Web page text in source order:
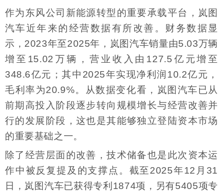
作为东风公司新能源转型的重要承载平台，岚图
汽车近年来的经营数据有所改善。财务数据显
示，2023年至2025年，岚图汽车销量由5.03万辆
增至15.02万辆，营业收入由127.5亿元增至
348.6亿元；其中2025年实现净利润10.2亿元，
毛利率为20.9%。从数据变化看，岚图汽车已从
前期高投入阶段逐步转向规模增长与经营改善并
行的发展阶段，这也是其能够独立登陆资本市场
的重要基础之一。
除了经营层面的改善，技术储备也是此次资本运
作中被反复提及的支撑点。截至2025年12月31
日，岚图汽车已获得专利1874项，另有5405项专